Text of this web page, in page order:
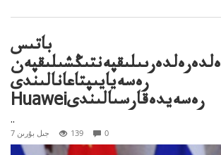
باتىس
ەلدەرەلدەرىىلىقپەنتىڭشىلىقپەنHuawei
رەسەيايىپتاعانالىندى
Huaweiرەسەيدەقارسىالىندى
..
7 جىل بۇرىن 139 0